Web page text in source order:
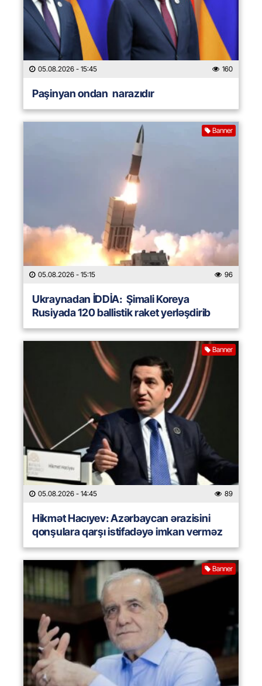
05.08.2026 - 15:45 160
Paşinyan ondan narazıdır
Banner
05.08.2026 - 15:15 96
Ukraynadan İDDİA: Şimali Koreya
Rusiyada 120 ballistik raket yerləşdirib
Banner
05.08.2026 - 14:45 89
Hikmət Hacıyev: Azərbaycan ərazisini
qonşulara qarşı istifadəyə imkan verməz
Banner